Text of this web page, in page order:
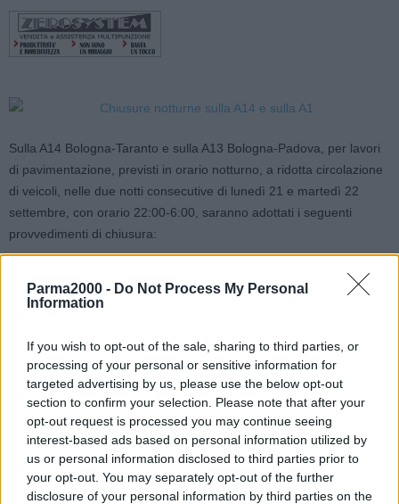
Parma2000 - Do Not Process My Personal
Information
If you wish to opt-out of the sale, sharing to third parties, or
processing of your personal or sensitive information for
targeted advertising by us, please use the below opt-out
section to confirm your selection. Please note that after your
opt-out request is processed you may continue seeing
interest-based ads based on personal information utilized by
us or personal information disclosed to third parties prior to
your opt-out. You may separately opt-out of the further
disclosure of your personal information by third parties on the
Sulla A14 Bologna-Taranto e sulla A13 Bologna-Padova, per lavori
di pavimentazione, previsti in orario notturno, a ridotta circolazione
di veicoli, nelle due notti consecutive di lunedì 21 e martedì 22
settembre, con orario 22:00-6:00, saranno adottati i seguenti
provvedimenti di chiusura:
sulla A14 Bologna-Taranto sarà chiuso, per chi proviene dalla
A1 Milano-Napoli, lo svincolo di immissione sulla A13 Bologna-
In alternativa, si consiglia di uscire alla stazione di Bologna Fiera
sulla A14, per poi rientrare dalla stessa e proseguire in direzione
della A13 Bologna-Padova;
sulla A13 Bologna-Padova sarà chiusa la stazione di Bologna
Arcoveggio, in entrata verso la A14 Bologna-Taranto e in
direzione di Padova e in uscita per chi proviene dalla A14
Bologna-Taranto.
In alternativa, si consiglia di utilizzare la stazione di Bologna